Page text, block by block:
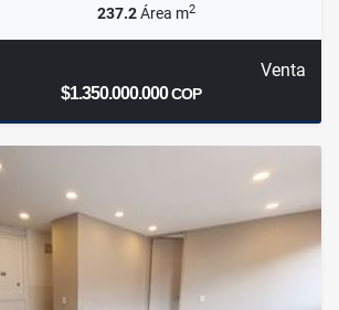
237.2Área m2
Venta
$1.350.000.000COP